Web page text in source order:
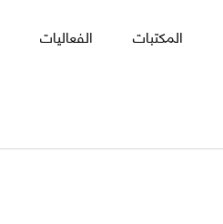
المكتبات الفعاليات